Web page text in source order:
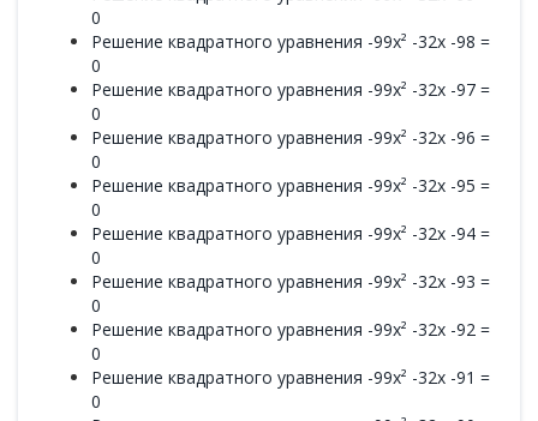
0
Решение квадратного уравнения -99x² -32x -98 =
0
Решение квадратного уравнения -99x² -32x -97 =
0
Решение квадратного уравнения -99x² -32x -96 =
0
Решение квадратного уравнения -99x² -32x -95 =
0
Решение квадратного уравнения -99x² -32x -94 =
0
Решение квадратного уравнения -99x² -32x -93 =
0
Решение квадратного уравнения -99x² -32x -92 =
0
Решение квадратного уравнения -99x² -32x -91 =
0